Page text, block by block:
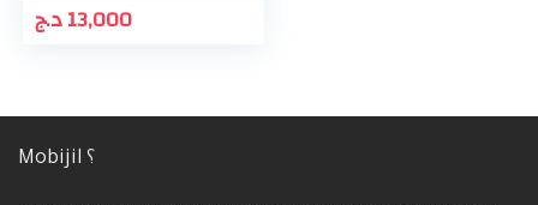
13,000د.ج
Mobijil ؟